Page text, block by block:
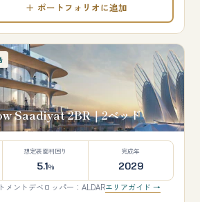
＋ ポートフォリオに追加
Saadiyat 2BR｜2ベッド
想定表面利回り
5.1%
完成年
2029
メントデベロッパー：ALDARエリアガイド →